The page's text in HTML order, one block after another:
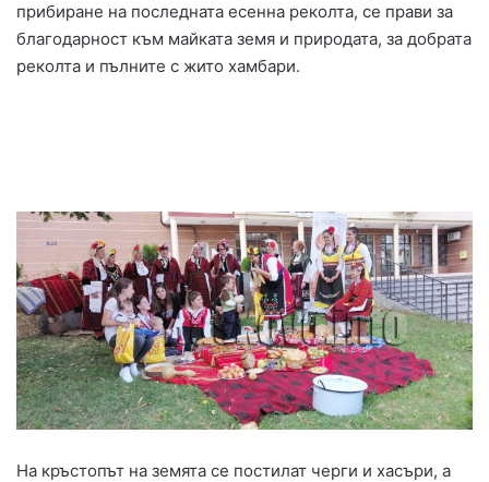
прибиране на последната есенна реколта, се прави за
благодарност към майката земя и природата, за добрата
реколта и пълните с жито хамбари.
На кръстопът на земята се постилат черги и хасъри, а